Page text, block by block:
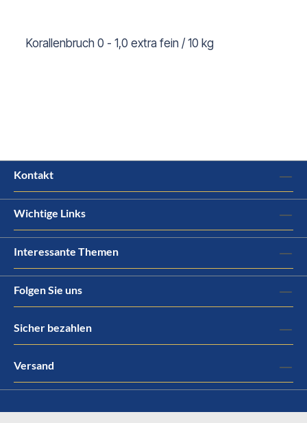
Korallenbruch 0 - 1,0 extra fein / 10 kg
Kontakt
Wichtige Links
Interessante Themen
Folgen Sie uns
Sicher bezahlen
Versand